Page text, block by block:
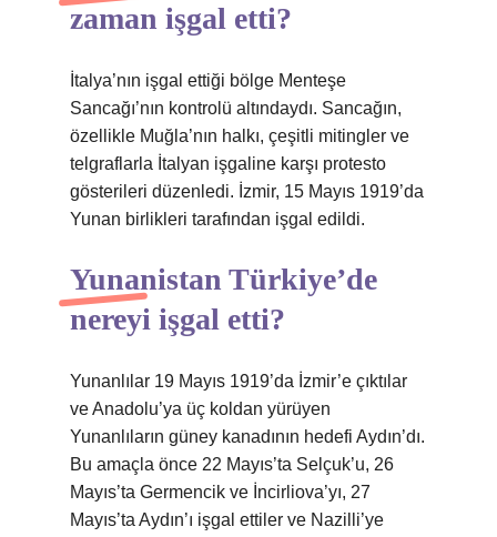
zaman işgal etti?
İtalya’nın işgal ettiği bölge Menteşe
Sancağı’nın kontrolü altındaydı. Sancağın,
özellikle Muğla’nın halkı, çeşitli mitingler ve
telgraflarla İtalyan işgaline karşı protesto
gösterileri düzenledi. İzmir, 15 Mayıs 1919’da
Yunan birlikleri tarafından işgal edildi.
Yunanistan Türkiye’de
nereyi işgal etti?
Yunanlılar 19 Mayıs 1919’da İzmir’e çıktılar
ve Anadolu’ya üç koldan yürüyen
Yunanlıların güney kanadının hedefi Aydın’dı.
Bu amaçla önce 22 Mayıs’ta Selçuk’u, 26
Mayıs’ta Germencik ve İncirliova’yı, 27
Mayıs’ta Aydın’ı işgal ettiler ve Nazilli’ye